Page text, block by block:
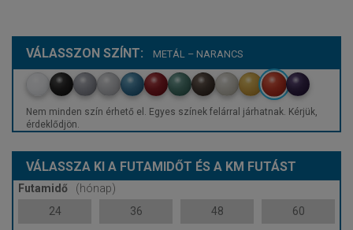
VÁLASSZON SZÍNT: METÁL – NARANCS
Nem minden szín érhető el. Egyes színek felárral járhatnak. Kérjük,
érdeklődjön.
VÁLASSZA KI A FUTAMIDŐT ÉS A KM FUTÁST
Futamidő
(hónap)
24
36 48 60